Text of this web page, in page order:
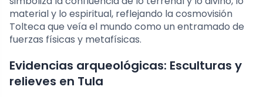
material y lo espiritual, reflejando la cosmovisión
Tolteca que veía el mundo como un entramado de
fuerzas físicas y metafísicas.
Evidencias arqueológicas: Esculturas y
relieves en Tula